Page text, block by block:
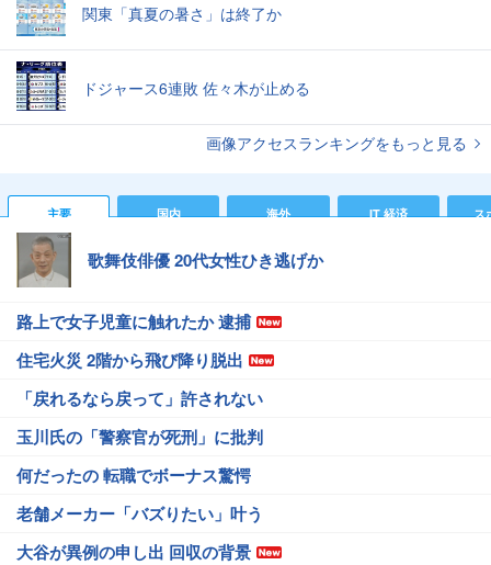
関東「真夏の暑さ」は終了か
ドジャース6連敗 佐々木が止める
画像アクセスランキングをもっと見る
主要 国内 海外 IT 経済 ス
歌舞伎俳優 20代女性ひき逃げか
路上で女子児童に触れたか 逮捕
住宅火災 2階から飛び降り脱出
「戻れるなら戻って」許されない
玉川氏の「警察官が死刑」に批判
何だったの 転職でボーナス驚愕
老舗メーカー「バズりたい」叶う
大谷が異例の申し出 回収の背景